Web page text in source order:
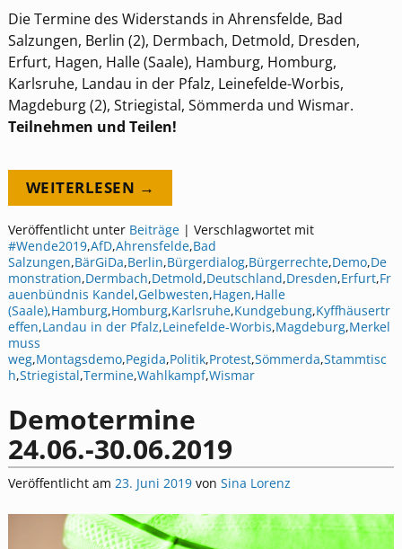
Die Termine des Widerstands in Ahrensfelde, Bad
Salzungen, Berlin (2), Dermbach, Detmold, Dresden,
Erfurt, Hagen, Halle (Saale), Hamburg, Homburg,
Karlsruhe, Landau in der Pfalz, Leinefelde-Worbis,
Magdeburg (2), Striegistal, Sömmerda und Wismar.
Teilnehmen und Teilen!
WEITERLESEN →
Veröffentlicht unter Beiträge| Verschlagwortet mit
#Wende2019,AfD,Ahrensfelde,Bad
Salzungen,BärGiDa,Berlin,Bürgerdialog,Bürgerrechte,Demo,De
monstration,Dermbach,Detmold,Deutschland,Dresden,Erfurt,Fr
auenbündnis Kandel,Gelbwesten,Hagen,Halle
(Saale),Hamburg,Homburg,Karlsruhe,Kundgebung,Kyffhäusertr
effen,Landau in der Pfalz,Leinefelde-Worbis,Magdeburg,Merkel
muss
weg,Montagsdemo,Pegida,Politik,Protest,Sömmerda,Stammtisc
h,Striegistal,Termine,Wahlkampf,Wismar
Demotermine
24.06.-30.06.2019
Veröffentlicht am 23. Juni 2019 von Sina Lorenz